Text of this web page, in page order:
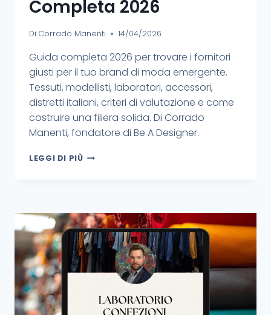
Completa 2026
Di Corrado Manenti 14/04/2026
Guida completa 2026 per trovare i fornitori
giusti per il tuo brand di moda emergente.
Tessuti, modellisti, laboratori, accessori,
distretti italiani, criteri di valutazione e come
costruire una filiera solida. Di Corrado
Manenti, fondatore di Be A Designer.
LEGGI DI PIÙ